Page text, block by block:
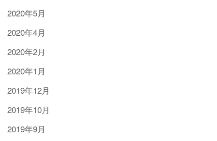
2020年5月
2020年4月
2020年2月
2020年1月
2019年12月
2019年10月
2019年9月